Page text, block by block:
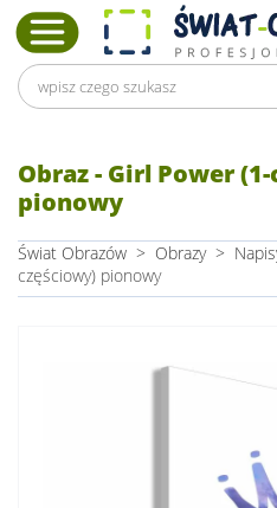
Obraz - Girl Power
pionowy
Świat Obrazów > Obrazy >
częściowy) pionowy